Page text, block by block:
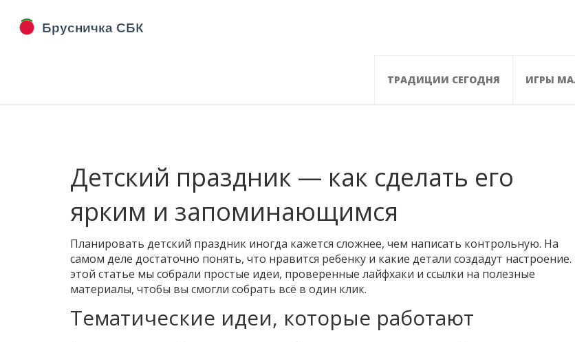
ТРАДИЦИИ СЕГОДНЯ ИГРЫ
Детский праздник — как сделать его
ярким и запоминающимся
Планировать детский праздник иногда кажется сложнее, чем написать контрольную. На
самом деле достаточно понять, что нравится ребенку и какие детали создадут настроение.
этой статье мы собрали простые идеи, проверенные лайфхаки и ссылки на полезные
материалы, чтобы вы смогли собрать всё в один клик.
Тематические идеи, которые работают